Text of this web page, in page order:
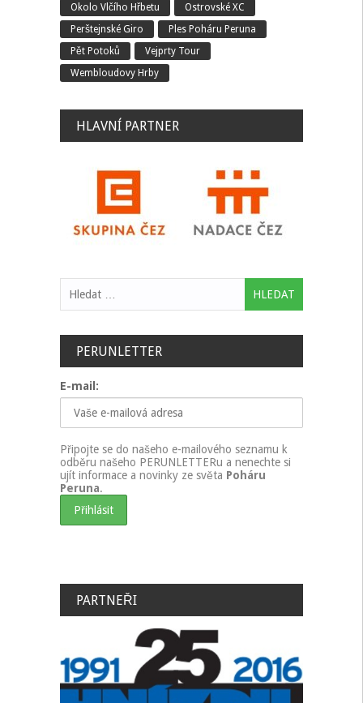
Okolo Vlčího Hřbetu
Ostrovské XC
Perštejnské Giro
Ples Poháru Peruna
Pět Potoků
Vejprty Tour
Wembloudovy Hrby
HLAVNÍ PARTNER
Vyhledávání
PERUNLETTER
E-mail:
Připojte se do našeho e-mailového seznamu k
odběru našeho PERUNLETTERu a nenechte si
ujít informace a novinky ze světa Poháru
Peruna.
PARTNEŘI